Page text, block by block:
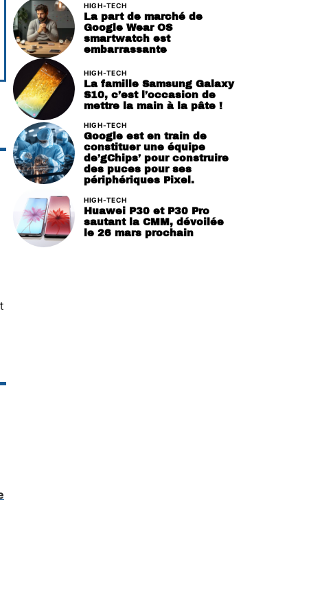
HIGH-TECH
La part de marché de
Google Wear OS
smartwatch est
embarrassante
HIGH-TECH
La famille Samsung Galaxy
S10, c’est l’occasion de
mettre la main à la pâte !
HIGH-TECH
Google est en train de
constituer une équipe
de’gChips’ pour construire
des puces pour ses
périphériques Pixel.
HIGH-TECH
Huawei P30 et P30 Pro
sautant la CMM, dévoilée
le 26 mars prochain